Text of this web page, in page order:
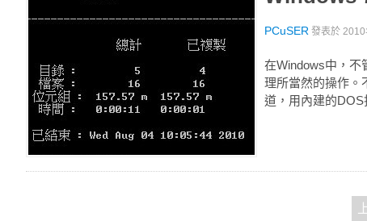
PCuSER 發表於 2010
在Windows中，不
理所當然的操作。
道，用內建的